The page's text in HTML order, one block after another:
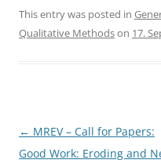
c
e
o
k
itt
er
ar
e
This entry was posted in
Qualitative Methodson 17.
Post
navigation
← MREV – Call for Papers:
Good Work: Eroding and